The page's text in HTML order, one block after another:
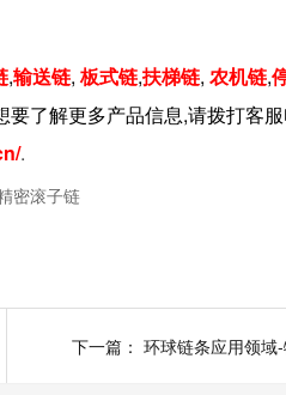
,输送链, 板式链,扶梯链, 农机链,
了解更多产品信息,请拨打客
.
密滚子链
下一篇：